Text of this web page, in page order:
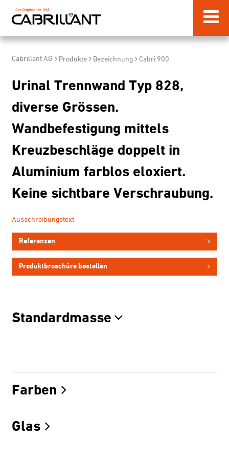
Cabrillant AG Produkte Bezeichnung Cabri 900
Urinal Trennwand Typ 828,
diverse Grössen.
Wandbefestigung mittels
Kreuzbeschläge doppelt in
Aluminium farblos eloxiert.
Keine sichtbare Verschraubung.
Ausschreibungstext
Referenzen
Produktbroschüre bestellen
Standardmasse
Farben
Glas